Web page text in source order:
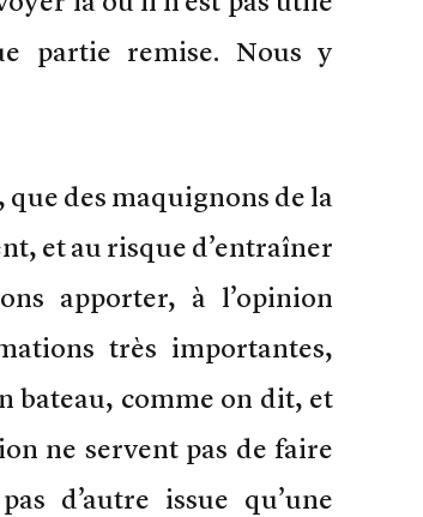
partie remise. Nous y
des maquignons de la
et au risque d’entraîner
apporter, à l’opinion
très importantes,
bateau, comme on dit, et
ne servent pas de faire
d’autre issue qu’une